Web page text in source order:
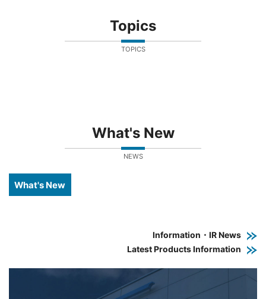
Topics
TOPICS
What's New
NEWS
What's New
Information・IR News
Latest Products Information